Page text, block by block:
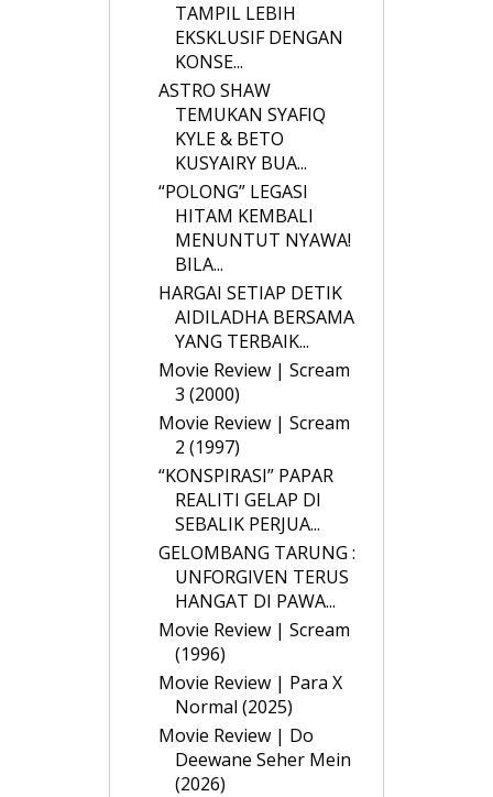
TAMPIL LEBIH
EKSKLUSIF DENGAN
KONSE...
ASTRO SHAW
TEMUKAN SYAFIQ
KYLE & BETO
KUSYAIRY BUA...
“POLONG” LEGASI
HITAM KEMBALI
MENUNTUT NYAWA!
BILA...
HARGAI SETIAP DETIK
AIDILADHA BERSAMA
YANG TERBAIK...
Movie Review | Scream
3 (2000)
Movie Review | Scream
2 (1997)
“KONSPIRASI” PAPAR
REALITI GELAP DI
SEBALIK PERJUA...
GELOMBANG TARUNG :
UNFORGIVEN TERUS
HANGAT DI PAWA...
Movie Review | Scream
(1996)
Movie Review | Para X
Normal (2025)
Movie Review | Do
Deewane Seher Mein
(2026)